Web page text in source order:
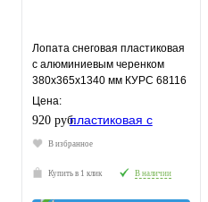
Лопата снеговая пластиковая
с алюминиевым черенком
380х365х1340 мм КУРС 68116
Цена:
920 руб.
В избранное
Купить в 1 клик В наличии